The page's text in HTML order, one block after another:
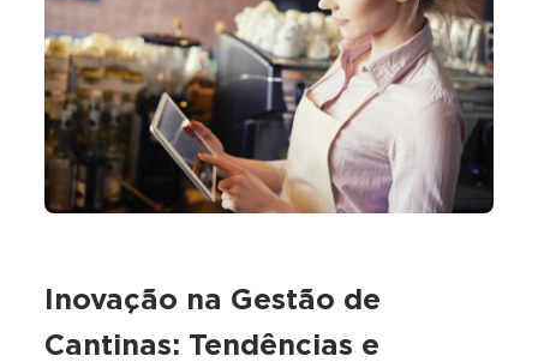
Inovação na Gestão de
Cantinas: Tendências e